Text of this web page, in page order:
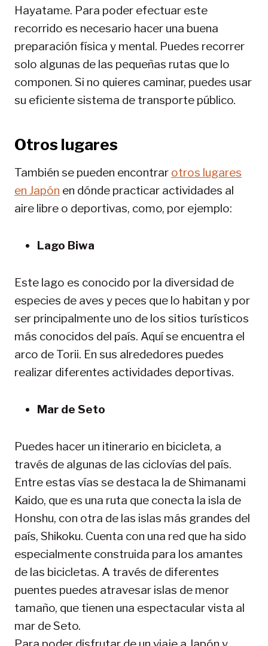
Hayatame. Para poder efectuar este
recorrido es necesario hacer una buena
preparación física y mental. Puedes recorrer
solo algunas de las pequeñas rutas que lo
componen. Si no quieres caminar, puedes usar
su eficiente sistema de transporte público.
Otros lugares
También se pueden encontrar otros lugares
en Japón en dónde practicar actividades al
aire libre o deportivas, como, por ejemplo:
Lago Biwa
Este lago es conocido por la diversidad de
especies de aves y peces que lo habitan y por
ser principalmente uno de los sitios turísticos
más conocidos del país. Aquí se encuentra el
arco de Torii. En sus alrededores puedes
realizar diferentes actividades deportivas.
Mar de Seto
Puedes hacer un itinerario en bicicleta, a
través de algunas de las ciclovías del país.
Entre estas vías se destaca la de Shimanami
Kaido, que es una ruta que conecta la isla de
Honshu, con otra de las islas más grandes del
país, Shikoku. Cuenta con una red que ha sido
especialmente construida para los amantes
de las bicicletas. A través de diferentes
puentes puedes atravesar islas de menor
tamaño, que tienen una espectacular vista al
mar de Seto.